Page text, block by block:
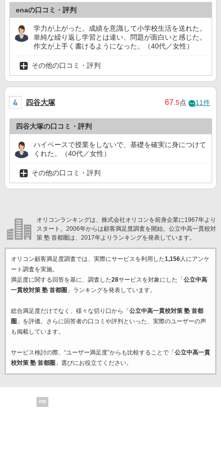
enaの口コミ・評判
学力が上がった。成績を意識して小学校生活を送れた。
単純な繰り返し学習とは違い、問題が面白いと感じた。
作文が上手く書けるようになった。（40代／女性）
その他の口コミ・評判
四谷大塚 67.5点 11件
四谷大塚の口コミ・評判
ハイペースで授業をしないで、基礎を確実に身につけて
くれた。（40代／女性）
その他の口コミ・評判
オリコンランキングは、株式会社オリコンを前身企業に1967年より
スタート。2006年からは顧客満足度調査を開始。公立中高一貫校対
策 塾 首都圏は、2017年よりランキングを発表しています。
オリコン顧客満足度調査では、実際にサービスを利用した1,156人にアンケ
ート調査を実施。
満足度に関する回答を基に、調査した28サービスを対象にした「 公立中高
一貫校対策 塾 首都圏 」ランキングを発表しています。
総合満足度だけでなく、様々な切り口から「 公立中高一貫校対策 塾 首都
圏 」を評価。さらに回答者の口コミや評判といった、実際のユーザーの声
も掲載しています。
サービス検討の際、“ユーザー満足度”からも比較することで「 公立中高一貫
校対策 塾 首都圏 」選びにお役立てください。
PR